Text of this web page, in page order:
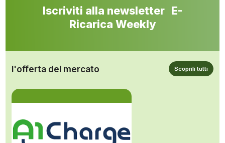
Iscriviti alla newsletter E-
Ricarica Weekly
l'offerta del mercato Scoprili tutti